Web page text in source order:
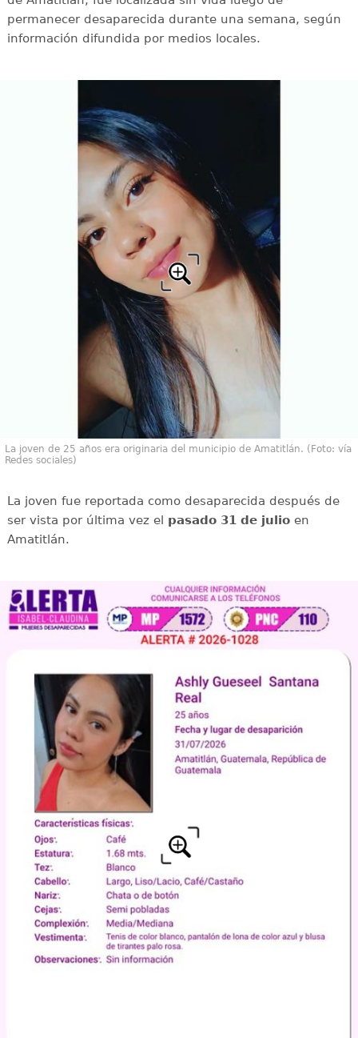
permanecer desaparecida durante una semana, según
información difundida por medios locales.
La joven de 25 años era originaria del municipio de Amatitlán. (Foto: vía
Redes sociales)
La joven fue reportada como desaparecida después de
ser vista por última vez el pasado 31 de julioen
Amatitlán.